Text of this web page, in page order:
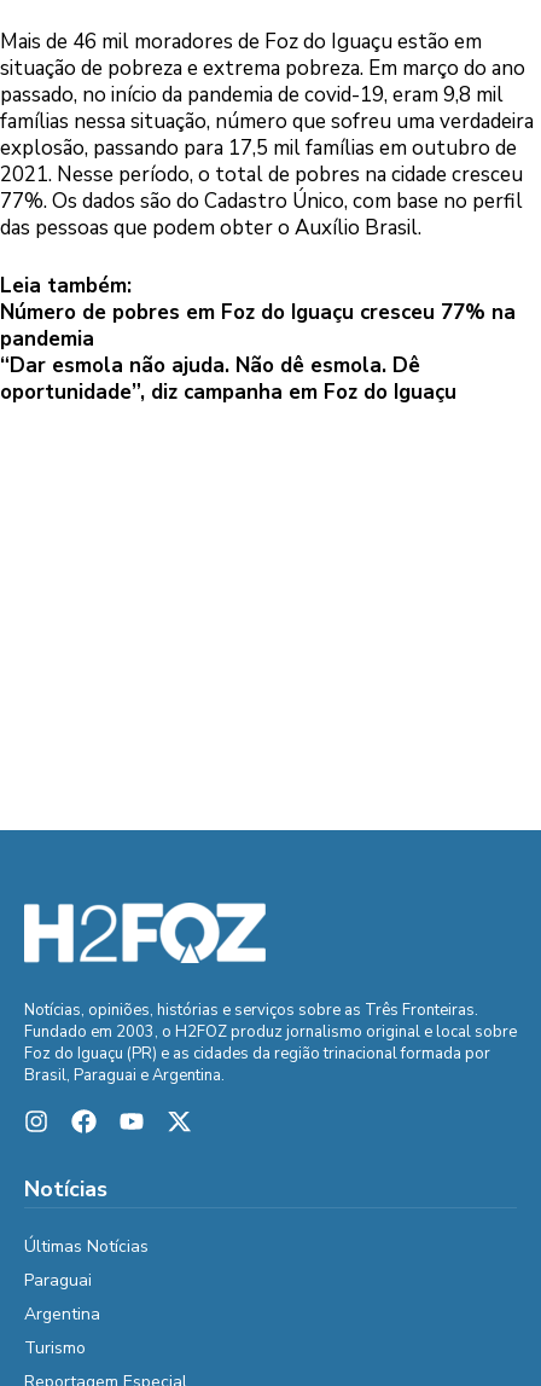
Mais de 46 mil moradores de Foz do Iguaçu estão em
situação de pobreza e extrema pobreza. Em março do ano
passado, no início da pandemia de covid-19, eram 9,8 mil
famílias nessa situação, número que sofreu uma verdadeira
explosão, passando para 17,5 mil famílias em outubro de
2021. Nesse período, o total de pobres na cidade cresceu
77%. Os dados são do Cadastro Único, com base no perfil
das pessoas que podem obter o Auxílio Brasil.
Leia também:
Número de pobres em Foz do Iguaçu cresceu 77% na
pandemia
“Dar esmola não ajuda. Não dê esmola. Dê
oportunidade”, diz campanha em Foz do Iguaçu
Notícias, opiniões, histórias e serviços sobre as Três Fronteiras.
Fundado em 2003, o H2FOZ produz jornalismo original e local sobre
Foz do Iguaçu (PR) e as cidades da região trinacional formada por
Brasil, Paraguai e Argentina.
Notícias
Últimas Notícias
Paraguai
Argentina
Turismo